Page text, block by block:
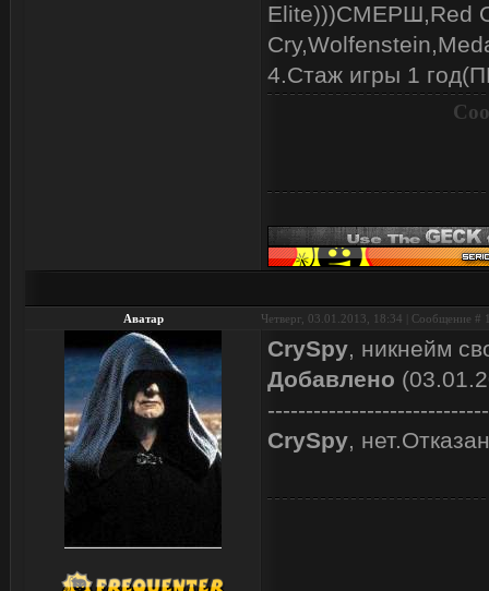
Elite)))СМЕРШ,Red
4.Стаж игры 1
Аватар Четверг, 03.01.2013, 18:34 | Сообщение #
CrySpy, никнейм
Добавлено
CrySpy,